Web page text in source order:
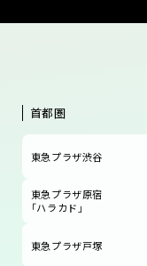
首都圏
東急プラザ渋谷
東急プラザ原宿
「ハラカド」
東急プラザ戸塚